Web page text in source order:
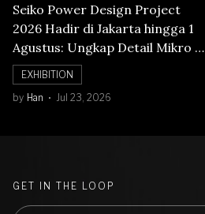
Seiko Power Design Project
2026 Hadir di Jakarta hingga 1
Agustus: Ungkap Detail Mikro di
Balik Seni Watchmaking
EXHIBITION
by Han Jul 23, 2026
GET IN THE LOOP